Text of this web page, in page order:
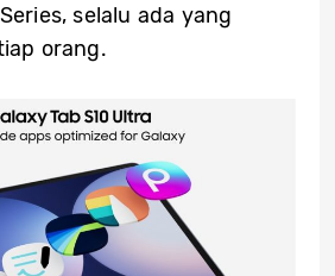
selalu ada yang
orang.